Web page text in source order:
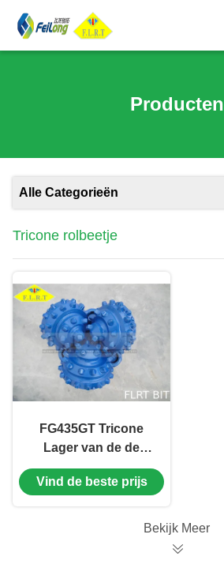
Producten
Alle Categorieën
Tricone rolbeetje
FG435GT Tricone
Lager van de de
Beetjes Verzegelde
Rol van de Rotsrol
Vind de beste prijs
Bekijk Meer